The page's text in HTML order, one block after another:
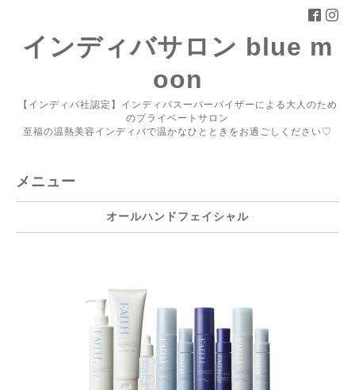
インディバサロン blue m
oon
【インディバ社認定】インディバスーパーバイザーによる大人のため
のプライベートサロン
至福の温熱美容インディバで温かなひとときをお過ごしください♡
メニュー
オールハンドフェイシャル